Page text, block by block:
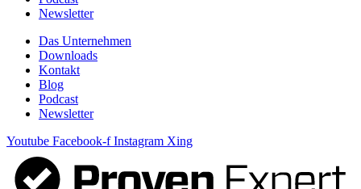
Newsletter
Das Unternehmen
Downloads
Kontakt
Blog
Podcast
Newsletter
Youtube Facebook-f Instagram Xing